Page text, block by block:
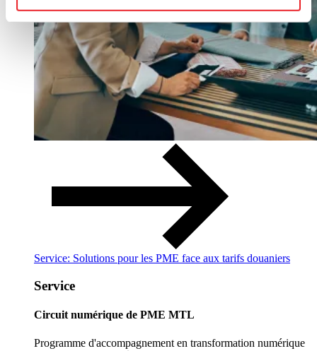
Service: Solutions pour les PME face aux tarifs douaniers
Service
Circuit numérique de PME MTL
Programme d'accompagnement en transformation numérique